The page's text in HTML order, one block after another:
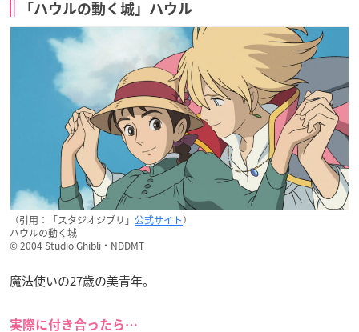
「ハウルの動く城」ハウル
（引用：「スタジオジブリ」 公式サイト）
ハウルの動く城
© 2004 Studio Ghibli・NDDMT
魔法使いの27歳の美青年。
実際に付き合ったら…